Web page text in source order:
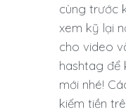
cùng trước
xem kỹ lại
cho video
hashtag để
mới nhé!
kiếm tiền